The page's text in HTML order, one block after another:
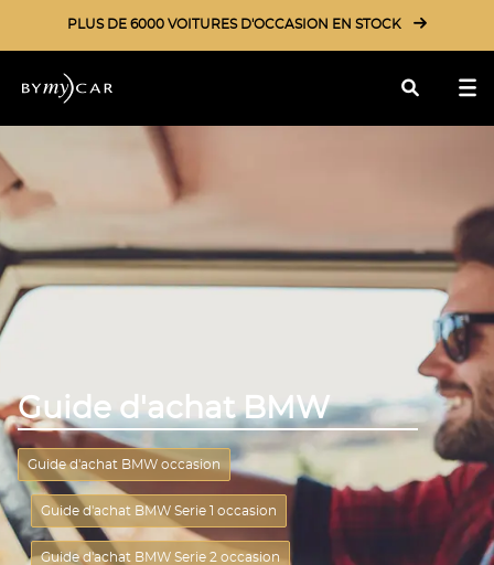
PLUS DE 6000 VOITURES D'OCCASION EN STOCK
Guide d'achat BMW
Guide d'achat BMW occasion
Guide d'achat BMW Serie 1 occasion
Guide d'achat BMW Serie 2 occasion